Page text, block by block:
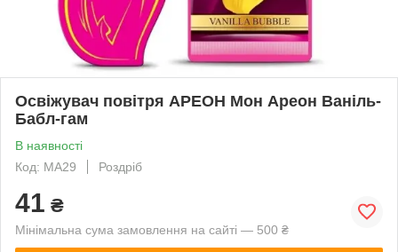
Освіжувач повітря АРЕОН Мон Ареон Ваніль-
Бабл-гам
В наявності
Код: МА29
Роздріб
41 ₴
Мінімальна сума замовлення на сайті — 500 ₴